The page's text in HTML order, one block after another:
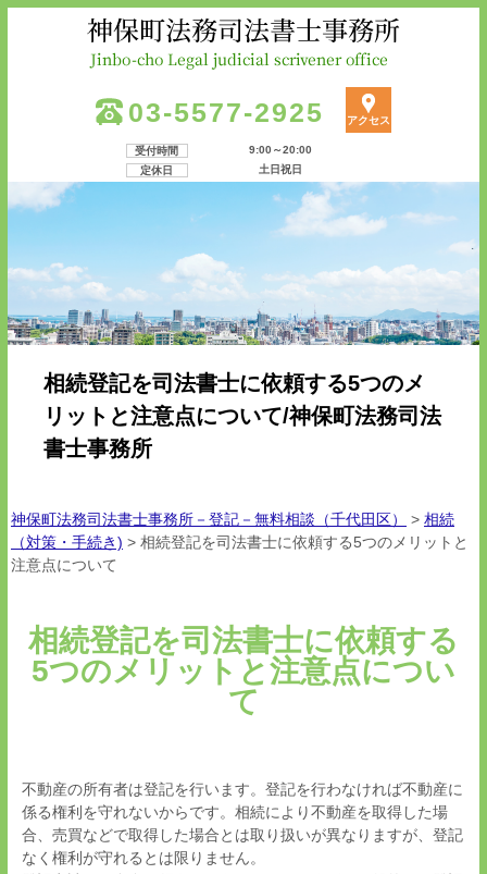
03-5577-2925 アクセス
受付時間
9:00～20:00
定休日
土日祝日
相続登記を司法書士に依頼する5つのメ
リットと注意点について/神保町法務司法
書士事務所
神保町法務司法書士事務所－登記－無料相談（千代田区） > 相続
（対策・手続き) > 相続登記を司法書士に依頼する5つのメリットと
注意点について
相続登記を司法書士に依頼する
5つのメリットと注意点につい
て
不動産の所有者は登記を行います。登記を行わなければ不動産に
係る権利を守れないからです。相続により不動産を取得した場
合、売買などで取得した場合とは取り扱いが異なりますが、登記
なく権利が守れるとは限りません。